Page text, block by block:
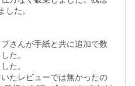
した。
さんが手紙と共に追加で数
た。
た。
たレビューでは無かったの